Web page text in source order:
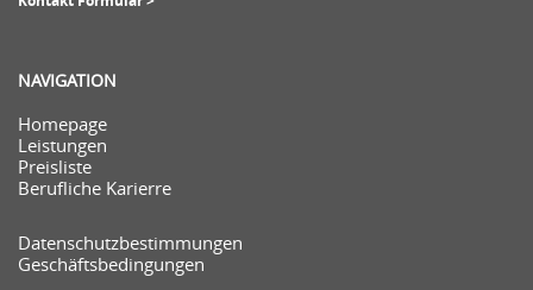
NAVIGATION
Homepage
Leistungen
Preisliste
Berufliche Karierre
Datenschutzbestimmungen
Geschäftsbedingungen